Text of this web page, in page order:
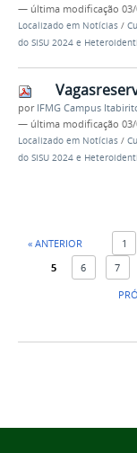
— última modificação
Localizado em Notícias /
do SISU 2024 e
por IFMG Campus
— última modificação
Localizado em Notícias /
do SISU 2024 e
« ANTERIOR 1
5
6 7